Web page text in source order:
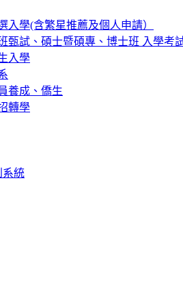
入學(含繁星推薦及個人申請）
甄試、碩士暨碩專、博士班 入學考
入學
養成、僑生
轉學
系統